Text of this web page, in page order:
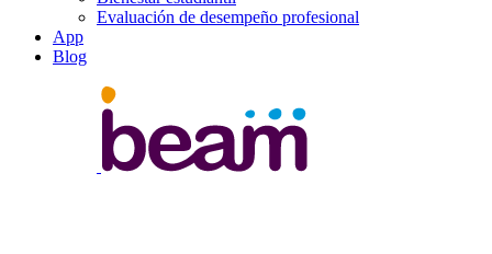
Evaluación de desempeño profesional
App
Blog